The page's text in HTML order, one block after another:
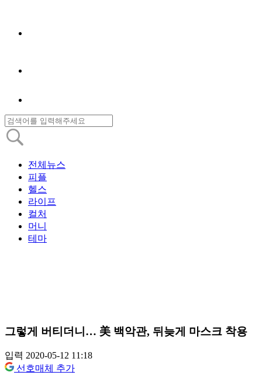
전체뉴스
피플
헬스
라이프
컬처
머니
테마
그렇게 버티더니… 美 백악관, 뒤늦게 마스크 착용
입력 2020-05-12 11:18
선호매체 추가